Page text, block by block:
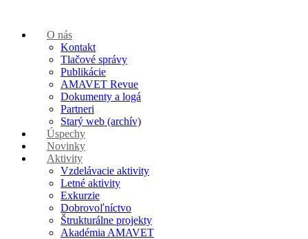
O nás
Kontakt
Tlačové správy
Publikácie
AMAVET Revue
Dokumenty a logá
Partneri
Starý web (archív)
Úspechy
Novinky
Aktivity
Vzdelávacie aktivity
Letné aktivity
Exkurzie
Dobrovoľníctvo
Štrukturálne projekty
Akadémia AMAVET